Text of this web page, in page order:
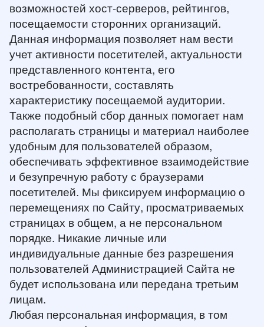
возможностей хост-серверов, рейтингов,
посещаемости сторонних организаций.
Данная информация позволяет нам вести
учет активности посетителей, актуальности
представленного контента, его
востребованности, составлять
характеристику посещаемой аудитории.
Также подобный сбор данных помогает нам
располагать страницы и материал наиболее
удобным для пользователей образом,
обеспечивать эффективное взаимодействие
и безупречную работу с браузерами
посетителей. Мы фиксируем информацию о
перемещениях по Сайту, просматриваемых
страницах в общем, а не персональном
порядке. Никакие личные или
индивидуальные данные без разрешения
пользователей Администрацией Сайта не
будет использована или передана третьим
лицам.
Любая персональная информация, в том